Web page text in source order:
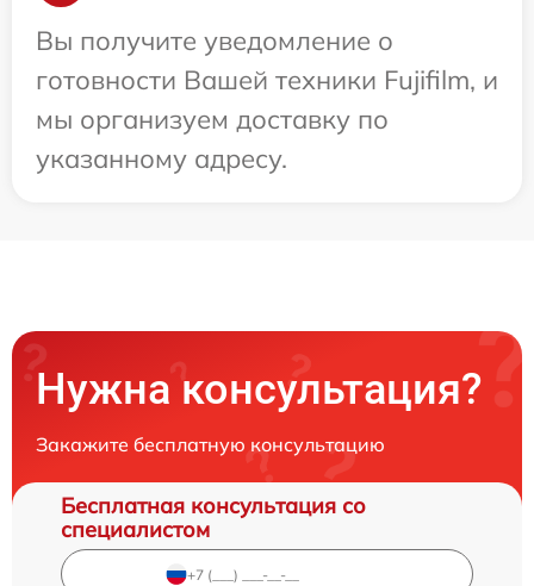
Вы получите уведомление о
готовности Вашей техники Fujifilm, и
мы организуем доставку по
указанному адресу.
Нужна консультация?
Закажите бесплатную консультацию
Бесплатная консультация со
специалистом